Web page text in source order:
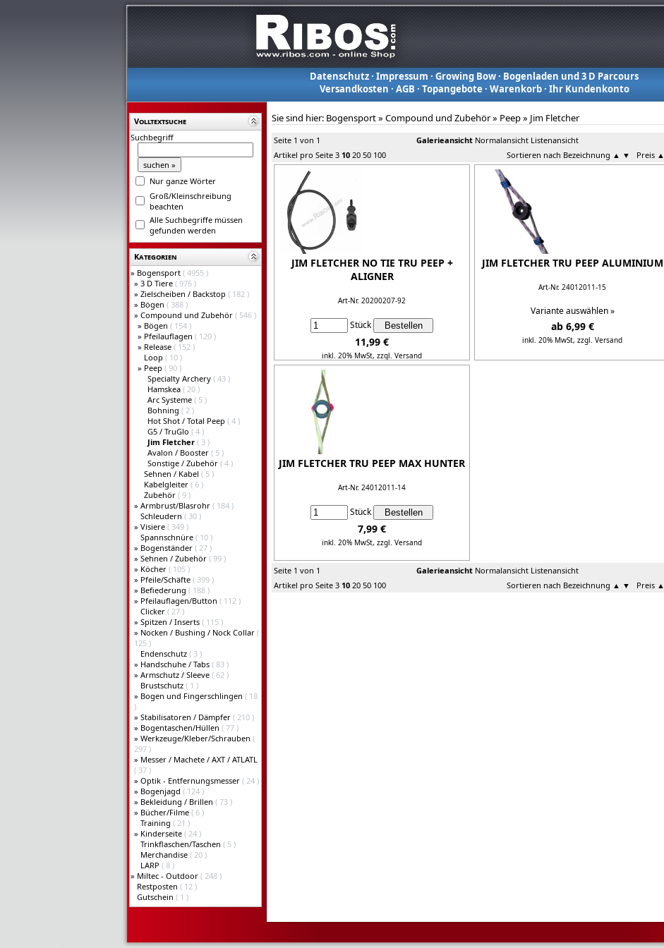
Datenschutz· Impressum · Growing Bow· Bogenladen und 3 D Parcours
Versandkosten · AGB · Topangebote · Warenkorb· Ihr Kundenkonto
Volltextsuche
Suchbegriff
Nur ganze Wörter
Groß/Kleinschreibung
beachten
Alle Suchbegriffe müssen
gefunden werden
Kategorien
» Bogensport ( 4955 )
» 3 D Tiere ( 976 )
» Zielscheiben / Backstop ( 182 )
» Bögen ( 388 )
» Compound und Zubehör ( 546 )
» Bögen ( 154 )
» Pfeilauflagen ( 120 )
» Release ( 152 )
Loop ( 10 )
» Peep ( 90 )
Specialty Archery ( 43 )
Hamskea ( 20 )
Arc Systeme ( 5 )
Bohning ( 2 )
Hot Shot / Total Peep ( 4 )
G5 / TruGlo ( 4 )
Jim Fletcher ( 3 )
Avalon / Booster ( 5 )
Sonstige / Zubehör ( 4 )
Sehnen / Kabel ( 5 )
Kabelgleiter ( 6 )
Zubehör ( 9 )
» Armbrust/Blasrohr ( 184 )
Schleudern ( 30 )
» Visiere ( 349 )
Spannschnüre ( 10 )
» Bogenständer ( 27 )
» Sehnen / Zubehör ( 99 )
» Köcher ( 105 )
» Pfeile/Schäfte ( 399 )
» Befiederung ( 188 )
» Pfeilauflagen/Button ( 112 )
Clicker ( 27 )
» Spitzen / Inserts ( 115 )
» Nocken / Bushing / Nock Collar (
125 )
Endenschutz ( 3 )
» Handschuhe / Tabs ( 83 )
» Armschutz / Sleeve ( 62 )
Brustschutz ( 1 )
» Bogen und Fingerschlingen ( 18
)
» Stabilisatoren / Dämpfer ( 210 )
» Bogentaschen/Hüllen ( 77 )
» Werkzeuge/Kleber/Schrauben (
297 )
» Messer / Machete / AXT / ATLATL
( 37 )
» Optik - Entfernungsmesser ( 24 )
» Bogenjagd ( 124 )
» Bekleidung / Brillen ( 73 )
» Bücher/Filme ( 6 )
Training ( 21 )
» Kinderseite ( 24 )
Trinkflaschen/Taschen ( 5 )
Merchandise ( 20 )
LARP ( 8 )
» Miltec - Outdoor ( 248 )
Restposten ( 12 )
Gutschein ( 1 )
Sie sind hier: Bogensport» Compound und Zubehör» Peep» Jim Fletcher
Seite 1 von 1 Galerieansicht Normalansicht Listenansicht
Artikel pro Seite 3 10 20 50 100 Sortieren nach Bezeichnung ▲ ▼ Preis ▲
JIM FLETCHER NO TIE TRU PEEP +
ALIGNER
Art-Nr. 20200207-92
Stück
11,99 €
inkl. 20% MwSt, zzgl. Versand
JIM FLETCHER TRU PEEP ALUMINIUM
Art-Nr. 24012011-15
Variante auswählen »
ab 6,99 €
inkl. 20% MwSt, zzgl. Versand
Details...
JIM FLETCHER TRU PEEP MAX HUNTER
Art-Nr. 24012011-14
Stück
7,99 €
inkl. 20% MwSt, zzgl. Versand
Seite 1 von 1 Galerieansicht Normalansicht Listenansicht
Artikel pro Seite 3 10 20 50 100 Sortieren nach Bezeichnung ▲ ▼ Preis ▲